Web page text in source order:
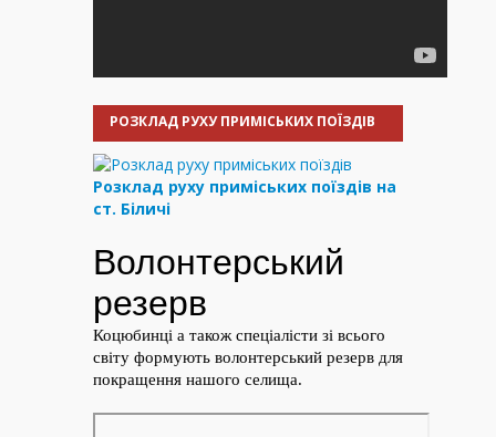
РОЗКЛАД РУХУ ПРИМІСЬКИХ ПОЇЗДІВ
Розклад руху приміських поїздів на
ст. Біличі